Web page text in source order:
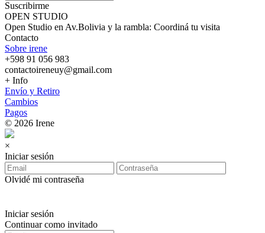
Suscribirme
OPEN STUDIO
Open Studio en Av.Bolivia y la rambla: Coordiná tu visita
Contacto
Sobre irene
+598 91 056 983
contactoireneuy@gmail.com
+ Info
Envío y Retiro
Cambios
Pagos
© 2026 Irene
×
Iniciar sesión
Olvidé mi contraseña
Iniciar sesión
Continuar como invitado